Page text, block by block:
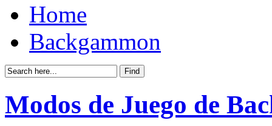
Home
Backgammon
Modos de Juego de